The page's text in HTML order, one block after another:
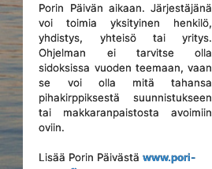
Porin Päivän aikaan. Järjestäjänä
voi toimia yksityinen henkilö,
yhdistys, yhteisö tai yritys.
Ohjelman ei tarvitse olla
sidoksissa vuoden teemaan, vaan
se voi olla mitä tahansa
pihakirppiksestä suunnistukseen
tai makkaranpaistosta avoimiin
oviin.
Lisää Porin Päivästäwww.pori-